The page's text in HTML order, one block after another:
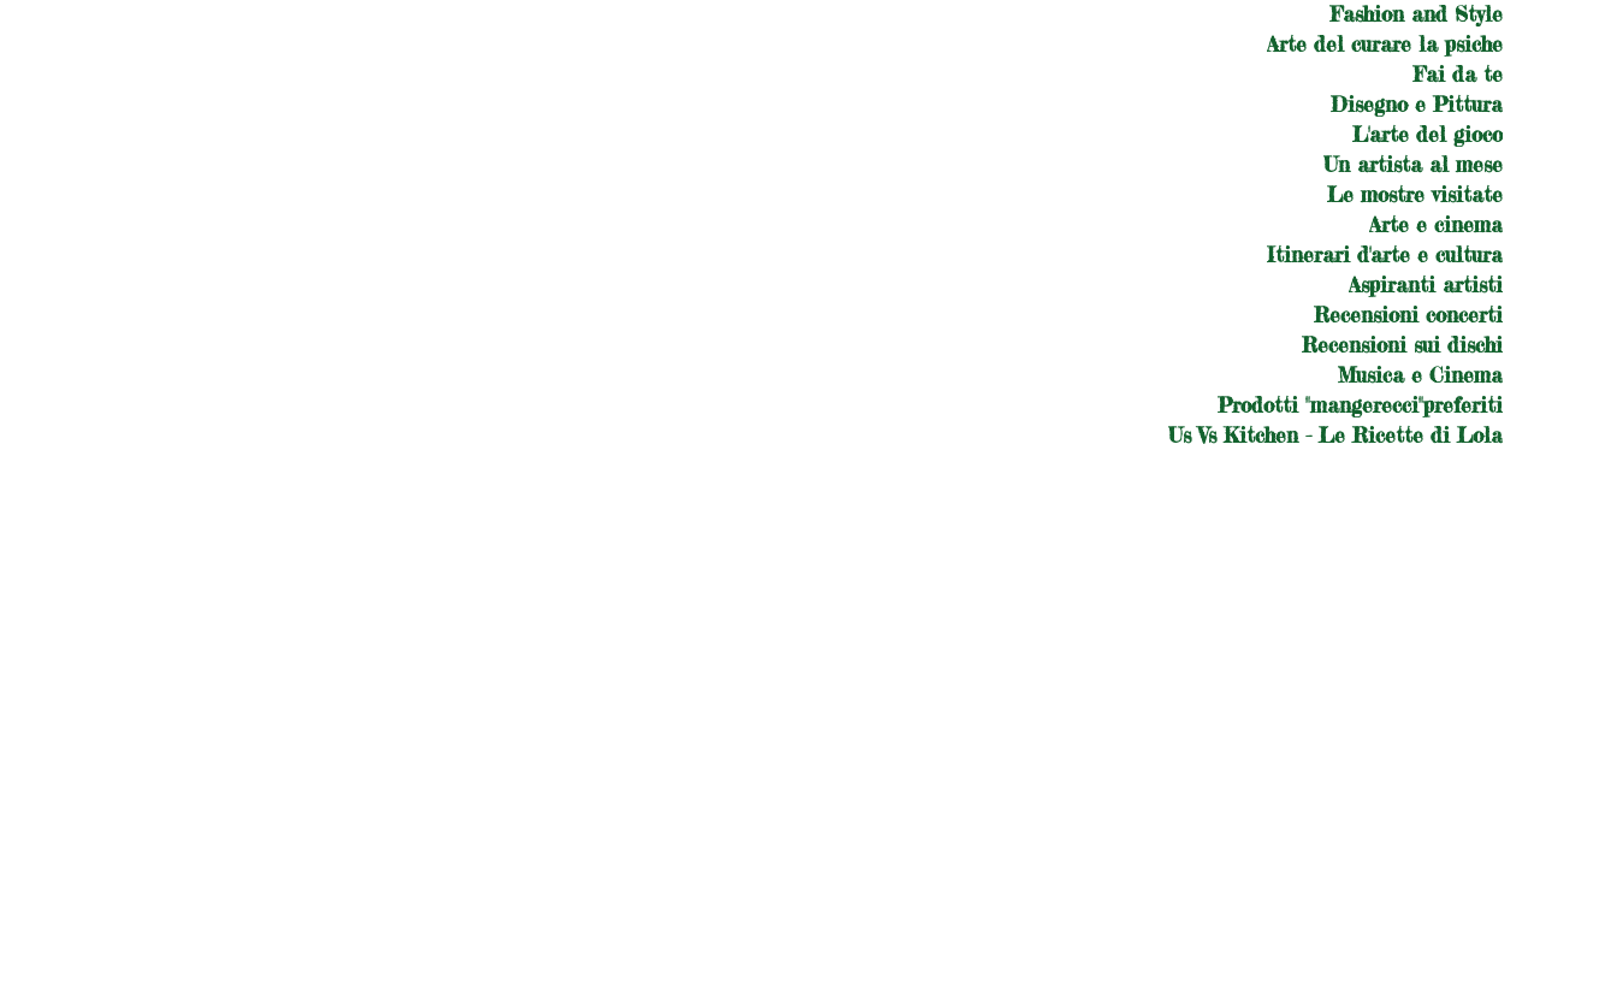
Fashion and Style
Arte del curare la psiche
Fai da te
Disegno e Pittura
L'arte del gioco
Un artista al mese
Le mostre visitate
Arte e cinema
Itinerari d'arte e cultura
Aspiranti artisti
Recensioni concerti
Recensioni sui dischi
Musica e Cinema
Prodotti "mangerecci"preferiti
Us Vs Kitchen - Le Ricette di Lola